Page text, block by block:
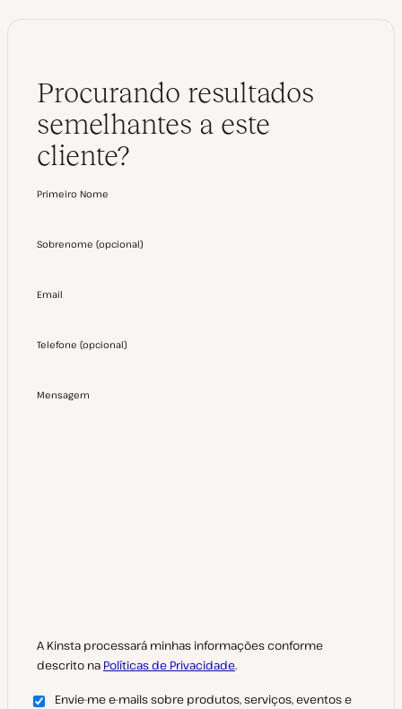
Procurando resultados
semelhantes a este
cliente?
Primeiro Nome
Sobrenome (opcional)
Email
Telefone (opcional)
Mensagem
A Kinsta processará minhas informações conforme
descrito na Políticas de Privacidade.
Envie-me e-mails sobre produtos, serviços, eventos e